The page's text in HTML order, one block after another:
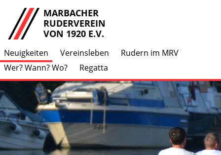
MARBACHER
RUDERVEREIN
VON 1920 E.V.
Neuigkeiten Vereinsleben
Rudern im MRV
Wer? Wann? Wo?
Regatta